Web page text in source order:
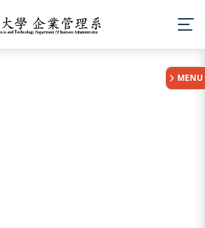
MENU